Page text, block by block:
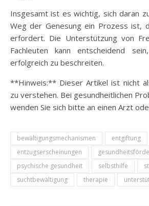
Insgesamt ist es wichtig, sich daran
Weg der Genesung ein Prozess ist,
erfordert. Die Unterstützung von
Fachleuten kann entscheidend
erfolgreich zu beschreiten.
**Hinweis:** Dieser Artikel ist nicht
zu verstehen. Bei gesundheitlichen
wenden Sie sich bitte an einen Arzt
bewältigungsmechanismen
entgiftung
entzugserscheinungen
psychische gesundheit
selbsthilfe
suchtbewältigung
therapie